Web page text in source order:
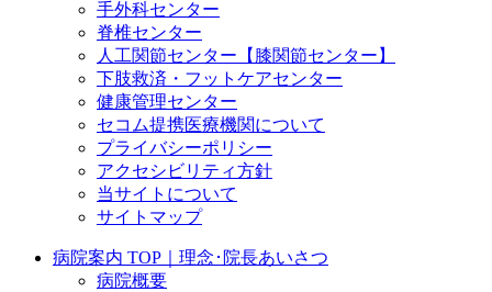
手外科センター
脊椎センター
人工関節センター【膝関節センター】
下肢救済・フットケアセンター
健康管理センター
セコム提携医療機関について
プライバシーポリシー
アクセシビリティ方針
当サイトについて
サイトマップ
病院案内 TOP｜理念･院長あいさつ
病院概要